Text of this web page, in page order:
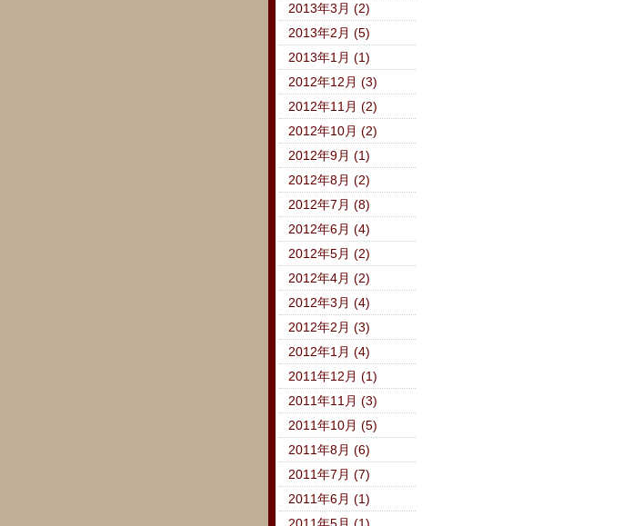
2013年3月 (2)
2013年2月 (5)
2013年1月 (1)
2012年12月 (3)
2012年11月 (2)
2012年10月 (2)
2012年9月 (1)
2012年8月 (2)
2012年7月 (8)
2012年6月 (4)
2012年5月 (2)
2012年4月 (2)
2012年3月 (4)
2012年2月 (3)
2012年1月 (4)
2011年12月 (1)
2011年11月 (3)
2011年10月 (5)
2011年8月 (6)
2011年7月 (7)
2011年6月 (1)
2011年5月 (1)